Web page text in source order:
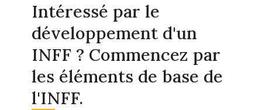
Intéressé par le
développement d'un
INFF ? Commencez par
les éléments de base de
l'INFF.